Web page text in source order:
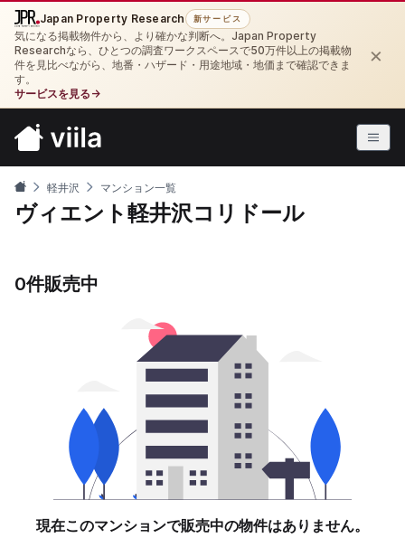
Japan Property Research 新サービス
気になる掲載物件から、より確かな判断へ。Japan Property
Researchなら、ひとつの調査ワークスペースで50万件以上の掲載物
件を見比べながら、地番・ハザード・用途地域・地価まで確認できま
す。
サービスを見る →
×
軽井沢 マンション一覧
ヴィエント軽井沢コリドール
0件販売中
現在このマンションで販売中の物件はありません。